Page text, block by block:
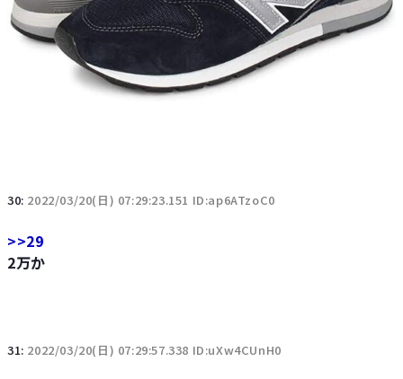
30: 2022/03/20(日) 07:29:23.151 ID:ap6ATzoC0
>>29
2万か
31: 2022/03/20(日) 07:29:57.338 ID:uXw4CUnH0